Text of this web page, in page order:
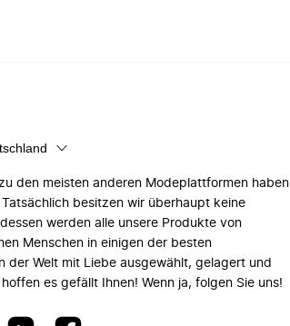
den meisten anderen Modeplattformen haben
besitzen wir überhaupt keine
werden alle unsere Produkte von
Menschen in einigen der besten
der Welt mit Liebe ausgewählt, gelagert und
es gefällt Ihnen! Wenn ja, folgen Sie uns!